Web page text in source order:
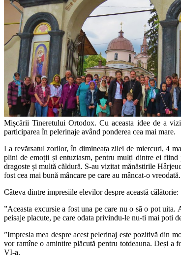
Mișcării Tineretului Ortodox. Cu aceasta idee de a
participarea în pelerinaje având ponderea cea mai mare.
La revărsatul zorilor, în dimineața zilei de miercuri, 4
plini de emoții și entuziasm, pentru mulți dintre ei
dragoste și multă căldură. S-au vizitat mănăstirile
fost cea mai bună mâncare pe care au mâncat-o
Câteva dintre impresiile elevilor despre această călătorie:
”Aceasta excursie a fost una pe care nu o sã o pot
peisaje placute, pe care odata privindu-le nu-ti mai poti
”Impresia mea despre acest pelerinaj este pozitivă din
vor ramîne o amintire plăcută pentru totdeauna. Deși a
VI-a.